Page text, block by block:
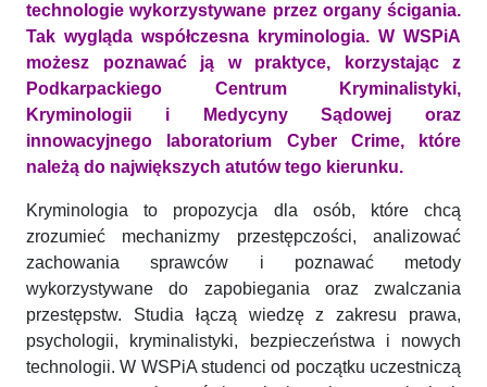
technologie wykorzystywane przez organy ścigania.
Tak wygląda współczesna kryminologia. W WSPiA
możesz poznawać ją w praktyce, korzystając z
Podkarpackiego Centrum Kryminalistyki,
Kryminologii i Medycyny Sądowej oraz
innowacyjnego laboratorium Cyber Crime, które
należą do największych atutów tego kierunku.
Kryminologia to propozycja dla osób, które chcą
zrozumieć mechanizmy przestępczości, analizować
zachowania sprawców i poznawać metody
wykorzystywane do zapobiegania oraz zwalczania
przestępstw. Studia łączą wiedzę z zakresu prawa,
psychologii, kryminalistyki, bezpieczeństwa i nowych
technologii. W WSPiA studenci od początku uczestniczą